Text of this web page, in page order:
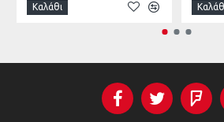
Καλάθι